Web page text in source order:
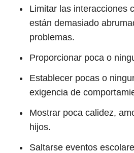
Limitar las interacciones
están demasiado
problemas.
Proporcionar poca o
Establecer pocas o
exigencia de
Mostrar poca calidez,
hijos.
Saltarse eventos